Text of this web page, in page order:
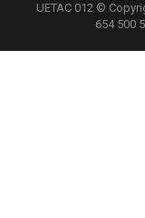
UETAC 012 ©
654 500